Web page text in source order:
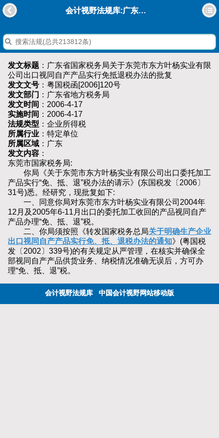
会计视野法规库:广东省国家税务局关于东莞市东方叶杨实业有限公司出口视同自产产品实行免抵退税办法的批复
发文标题 ：广东省国家税务局关于东莞市东方叶杨实业有限
公司出口视同自产产品实行免抵退税办法的批复
发文文号 ：粤国税函[2006]120号
发文部门 ：广东省地方税务局
发文时间 ：2006-4-17
实施时间 ：2006-4-17
法规类型 ：企业所得税
所属行业 ：特定单位
所属区域 ：广东
发文内容 ：
东莞市国家税务局:
你局《关于东莞市东方叶杨实业有限公司出口委托加工
产品实行“免、抵、退”税办法的请示》(东国税发〔2006〕
31号)悉。经研究，现批复如下:
一、同意你局对东莞市东方叶杨实业有限公司2004年
12月及2005年6-11月出口的委托加工收回的产品视同自产
产品办理“免、抵、退”税。
二、你局须按照《转发国家税务总局关于明确生产企业
出口视同自产产品实行免、抵、退税办法的通知》(粤国税
发〔2002〕339号)的有关规定从严管理，在核实并确保全
部视同自产产品供货业务、纳税情况准确无误后，方可办
理“免、抵、退”税。
会计视野法规库 中国会计视野网站移动版